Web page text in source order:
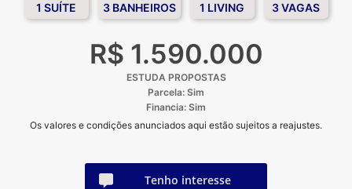
1 SUÍTE 3 BANHEIROS 1 LIVING 3 VAGAS
R$ 1.590.000
ESTUDA PROPOSTAS
Parcela: Sim
Financia: Sim
Os valores e condições anunciados aqui estão sujeitos a reajustes.
Tenho interesse